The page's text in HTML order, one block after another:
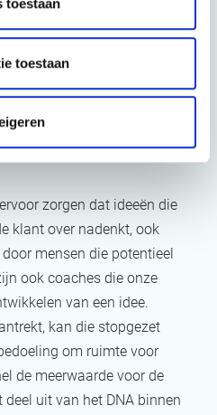
toestaan
toestaan
bij klanten, kan hij of zij een
cirkel om hier een nieuwe
Ze krijgen tijd en middelen
dat dit eerst door
zorgen dat ideeën die
klant over nadenkt, ook
mensen die potentieel
ook coaches die onze
van een idee.
kan die stopgezet
om ruimte voor
de meerwaarde voor de
uit van het DNA binnen